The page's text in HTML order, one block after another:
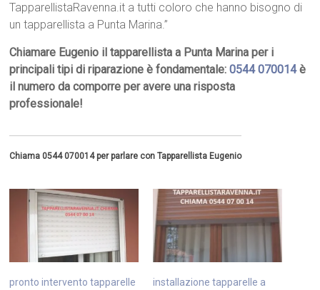
TapparellistaRavenna.it a tutti coloro che hanno bisogno di
un tapparellista a Punta Marina.”
Chiamare Eugenio il tapparellista a Punta Marina per i
principali tipi di riparazione è fondamentale:0544 070014è
il numero da comporre per avere una risposta
professionale!
Chiama 0544 070014 per parlare con Tapparellista Eugenio
pronto intervento tapparelle
installazione tapparelle a